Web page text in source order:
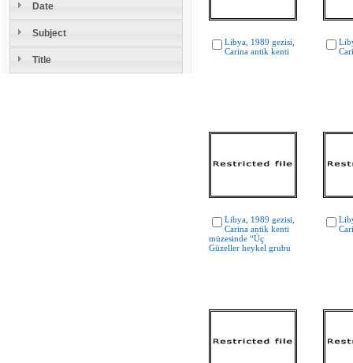
Date
Subject
Title
Libya, 1989 gezisi,
Carina antik kenti
Libya, 1989 gezisi,
Carina antik kenti
müzesinde “Üç
Güzeller heykel grubu